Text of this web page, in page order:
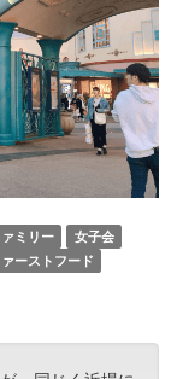
ミリー
女子会
ーストフード